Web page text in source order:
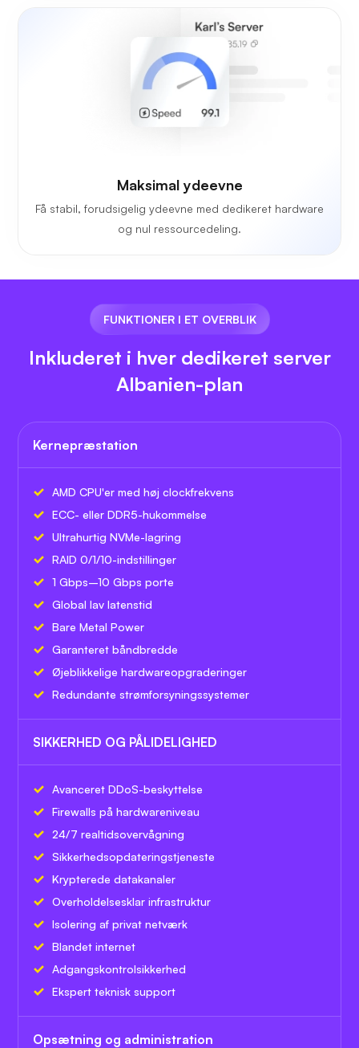
Maksimal ydeevne
Få stabil, forudsigelig ydeevne med dedikeret hardware
og nul ressourcedeling.
FUNKTIONER I ET OVERBLIK
Inkluderet i hver dedikeret server
Albanien-plan
Kernepræstation
AMD CPU'er med høj clockfrekvens
ECC- eller DDR5-hukommelse
Ultrahurtig NVMe-lagring
RAID 0/1/10-indstillinger
1 Gbps–10 Gbps porte
Global lav latenstid
Bare Metal Power
Garanteret båndbredde
Øjeblikkelige hardwareopgraderinger
Redundante strømforsyningssystemer
SIKKERHED OG PÅLIDELIGHED
Avanceret DDoS-beskyttelse
Firewalls på hardwareniveau
24/7 realtidsovervågning
Sikkerhedsopdateringstjeneste
Krypterede datakanaler
Overholdelsesklar infrastruktur
Isolering af privat netværk
Blandet internet
Adgangskontrolsikkerhed
Ekspert teknisk support
Opsætning og administration